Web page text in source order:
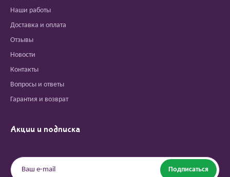
Наши работы
Доставка и оплата
Отзывы
Новости
Контакты
Вопросы и ответы
Гарантия и возврат
Акции и подписка
Подписаться